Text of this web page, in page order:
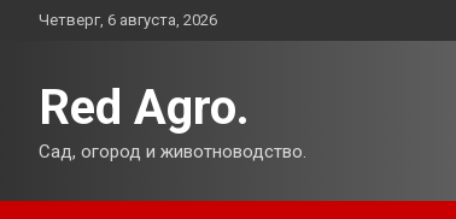
ПерейтиЧетверг, 6 августа, 2026
Red Agro.
Сад, огород и животноводство.